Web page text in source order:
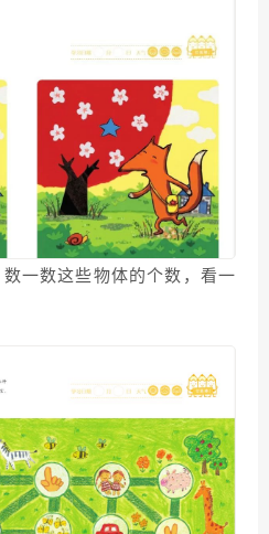
数一数这些物体的个数，看一